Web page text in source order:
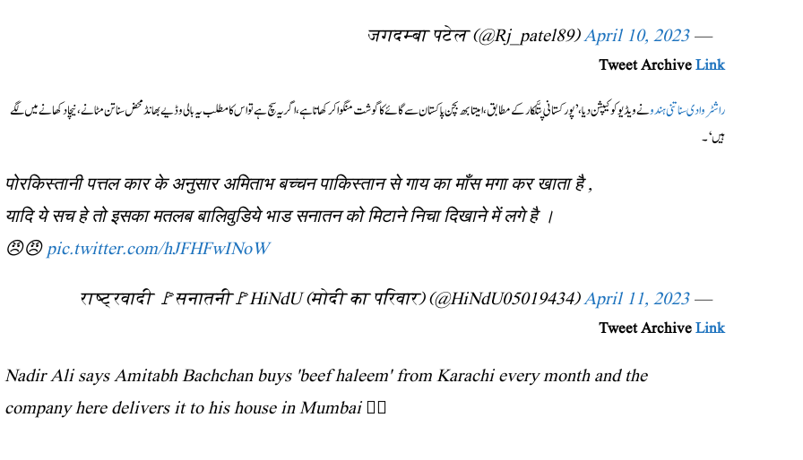
— जगदम्बा पटेल (@Rj_patel89)
April 10, 2023
Tweet ArchiveLink
راشٹروادی سناتنی ہندونے ویڈیو کو کیپشن دیا،’پورکستانی پتَّلکار کے مطابق، امیتابھ بچن پاکستان سے گائے کا گوشت منگوا کر کھاتا ہے، اگر یہ سچ ہے تو اس کا مطلب یہ بالی وڈیے بھانڈ محض سناتن مٹانے، نیچا دکھانے میں لگے
ہیں‘۔
पोरकिस्तानी पत्तल कार के अनुसार अमिताभ बच्चन पाकिस्तान से गाय का माँस मगा कर खाता है ,
यादि ये सच हे तो इसका मतलब बालिवुडिये भाड सनातन को मिटाने निचा दिखाने में लगे है ।
😠😠pic.twitter.com/hJFHFwINoW
— राष्ट्रवादी 🚩सनातनी🚩HiNdU (मोदी का परिवार) (@HiNdU05019434)
April 11, 2023
Tweet ArchiveLink
Nadir Ali says Amitabh Bachchan buys 'beef haleem' from Karachi every month and the
company here delivers it to his house in Mumbai 🤦‍♂️